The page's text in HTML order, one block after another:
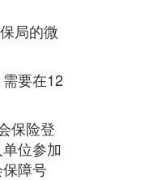
局的微
要在12
保险登
位参加
障号